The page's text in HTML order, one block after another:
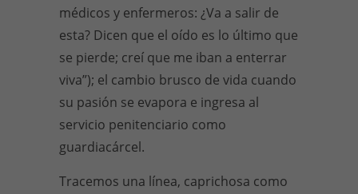
médicos y enfermeros: ¿Va a salir de
esta? Dicen que el oído es lo último que
se pierde; creí que me iban a enterrar
viva”); el cambio brusco de vida cuando
su pasión se evapora e ingresa al
servicio penitenciario como
guardiacárcel.
Tracemos una línea, caprichosa como